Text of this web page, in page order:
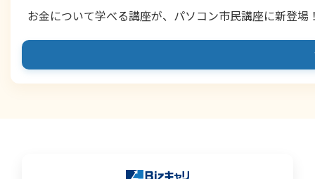
お金について学べる講座が、パソコン市民講座に新登場